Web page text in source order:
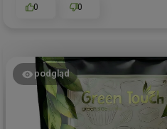
0 0
podgląd